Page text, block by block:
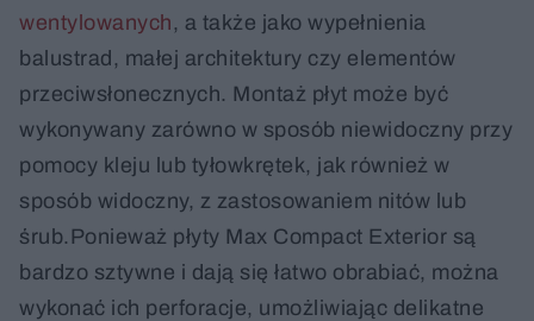
wentylowanych , a także jako wypełnienia
balustrad, małej architektury czy elementów
przeciwsłonecznych. Montaż płyt może być
wykonywany zarówno w sposób niewidoczny przy
pomocy kleju lub tyłowkrętek, jak również w
sposób widoczny, z zastosowaniem nitów lub
śrub.Ponieważ płyty Max Compact Exterior są
bardzo sztywne i dają się łatwo obrabiać, można
wykonać ich perforacje, umożliwiając delikatne